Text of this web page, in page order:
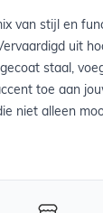
van stijl en
uit
staal,
toe aan
niet alleen